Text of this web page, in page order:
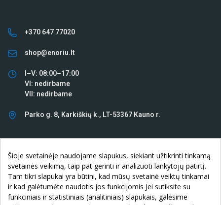
+370 647 77020
shop@enoriu.lt
I–V: 08:00–17:00
VI: nedirbame
VII: nedirbame
Parko g. 8, Karkiškių k., LT-53367 Kauno r.
KLIENTAMS 
APIE ĮMONĘ
Šioje svetainėje naudojame slapukus, siekiant užtikrinti tinkamą
svetainės veikimą, taip pat gerinti ir analizuoti lankytojų patirtį.
Tam tikri slapukai yra būtini, kad mūsų svetainė veiktų tinkamai
ir kad galėtumėte naudotis jos funkcijomis Jei sutiksite su
funkciniais ir statistiniais (analitiniais) slapukais, galėsime